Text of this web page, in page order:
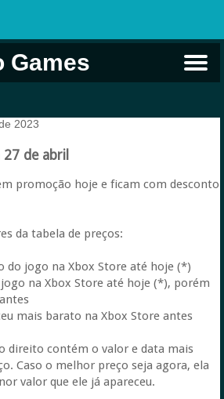
Games
2023
de abril
promoção hoje e ficam com desconto
da tabela de preços:
do jogo na Xbox Store até hoje (*)
na Xbox Store até hoje (*), porém
mais barato na Xbox Store antes
direito contém o valor e data mais
Caso o melhor preço seja agora, ela
valor que ele já apareceu.